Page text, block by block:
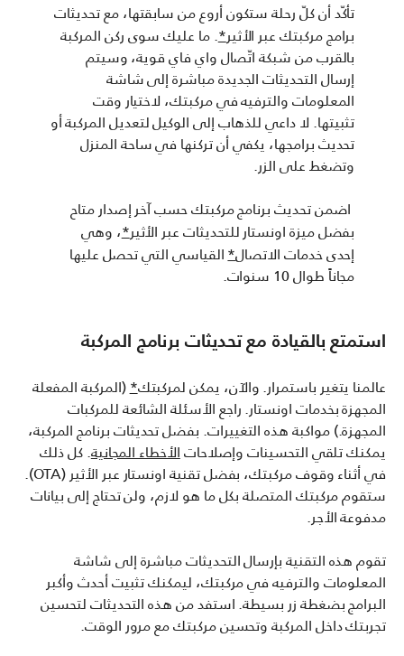
تأكّد أن كلّ رحلة ستكون أروع من سابقتها، مع تحديثات
برامج مركبتك عبر الأثير*. ما عليك سوى ركن المركبة
بالقرب من شبكة اتّصال واي فاي قوية، وسيتم
إرسال التحديثات الجديدة مباشرة إلى شاشة
المعلومات والترفيه في مركبتك، لاختيار وقت
تثبيتها. لا داعي للذهاب إلى الوكيل لتعديل المركبة أو
تحديث برامجها، يكفي أن تركنها في ساحة المنزل
وتضغط على الزر.
اضمن تحديث برنامج مركبتك حسب آخر إصدار متاح
بفضل ميزة اونستار للتحديثات عبر الأثير*، وهي
إحدى خدمات الاتصال* القياسي التي تحصل عليها
مجاناً طوال 10 سنوات.
استمتع بالقيادة مع تحديثات برنامج المركبة
عالمنا يتغير باستمرار. والآن، يمكن لمركبتك* (المركبة المفعلة
المجهزة بخدمات اونستار. راجع الأسئلة الشائعة للمركبات
المجهزة.) مواكبة هذه التغييرات. بفضل تحديثات برنامج المركبة،
يمكنك تلقي التحسينات وإصلاحات الأخطاء المجانية. كل ذلك
في أثناء وقوف مركبتك، بفضل تقنية اونستار عبر الأثير (OTA).
ستقوم مركبتك المتصلة بكل ما هو لازم، ولن تحتاج إلى بيانات
مدفوعة الأجر.
تقوم هذه التقنية بإرسال التحديثات مباشرة إلى شاشة
المعلومات والترفيه في مركبتك، ليمكنك تثبيت أحدث وأكبر
البرامج بضغطة زر بسيطة. استفد من هذه التحديثات لتحسين
تجربتك داخل المركبة وتحسين مركبتك مع مرور الوقت.